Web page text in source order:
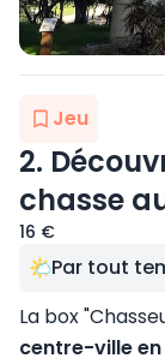
Jeu
2.
chasse
16 €
Par tout
La box
centre-ville